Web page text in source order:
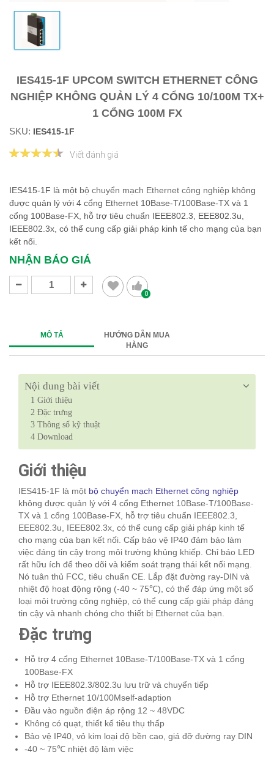
IES415-1F UPCOM SWITCH ETHERNET CÔNG
NGHIỆP KHÔNG QUẢN LÝ 4 CỔNG 10/100M TX+
1 CỔNG 100M FX
SKU: IES415-1F
Viết đánh giá
IES415-1F là một bộ chuyển mạch Ethernet công nghiệp không
được quản lý với 4 cổng Ethernet 10Base-T/100Base-TX và 1
cổng 100Base-FX, hỗ trợ tiêu chuẩn IEEE802.3, EEE802.3u,
IEEE802.3x, có thể cung cấp giải pháp kinh tế cho mạng của bạn
kết nối.
NHẬN BÁO GIÁ
0
MÔ TẢ
HƯỚNG DẪN MUA
HÀNG
Nội dung bài viết
1 Giới thiệu
2 Đặc trưng
3 Thông số kỹ thuật
4 Download
Giới thiệu
IES415-1F là một bộ chuyển mạch Ethernet công nghiệp
không được quản lý với 4 cổng Ethernet 10Base-T/100Base-
TX và 1 cổng 100Base-FX, hỗ trợ tiêu chuẩn IEEE802.3,
EEE802.3u, IEEE802.3x, có thể cung cấp giải pháp kinh tế
cho mạng của bạn kết nối. Cấp bảo vệ IP40 đảm bảo làm
việc đáng tin cậy trong môi trường khủng khiếp. Chỉ báo LED
rất hữu ích để theo dõi và kiểm soát trạng thái kết nối mạng.
Nó tuân thủ FCC, tiêu chuẩn CE. Lắp đặt đường ray-DIN và
nhiệt độ hoạt động rộng (-40 ~ 75℃), có thể đáp ứng một số
loại môi trường công nghiệp, có thể cung cấp giải pháp đáng
tin cậy và nhanh chóng cho thiết bị Ethernet của bạn.
Đặc trưng
Hỗ trợ 4 cổng Ethernet 10Base-T/100Base-TX và 1 cổng
100Base-FX
Hỗ trợ IEEE802.3/802.3u lưu trữ và chuyển tiếp
Hỗ trợ Ethernet 10/100Mself-adaption
Đầu vào nguồn điện áp rộng 12 ~ 48VDC
Không có quạt, thiết kế tiêu thụ thấp
Bảo vệ IP40, vỏ kim loại độ bền cao, giá đỡ đường ray DIN
-40 ~ 75℃ nhiệt độ làm việc